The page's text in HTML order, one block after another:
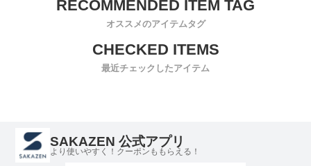
オススメのアイテムタグ
最近チェックしたアイテム
SAKAZEN 公式アプリ
より使いやすく！クーポンももらえる！